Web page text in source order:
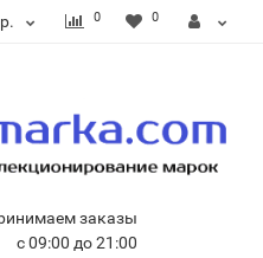
р. 0 0
заказы
с 09:00 до 21:00